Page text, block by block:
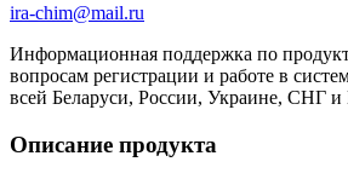
ira-chim@mail.ru
Информационная поддержка по
вопросам регистрации и работе в
всей Беларуси, России, Украине, СНГ и
Описание продукта